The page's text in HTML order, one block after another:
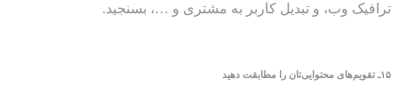
ترافیک وب، و تبدیل کاربر به مشتری و …، بسنجید.
۱۵ـ تقویم‌های محتوایی‌تان را مطابقت دهید